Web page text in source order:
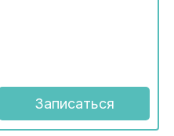
Записаться